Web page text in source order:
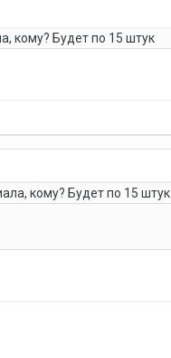
кому? Будет по 15 штук
кому? Будет по 15 штук